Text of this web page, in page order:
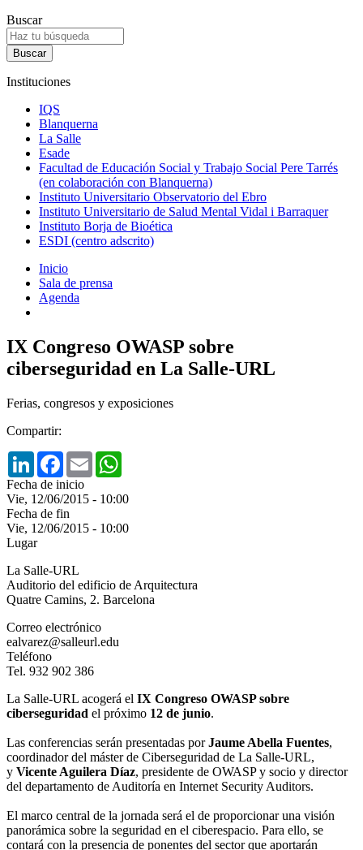
Buscar
Instituciones
IQS
Blanquerna
La Salle
Esade
Facultad de Educación Social y Trabajo Social Pere Tarrés
(en colaboración con Blanquerna)
Instituto Universitario Observatorio del Ebro
Instituto Universitario de Salud Mental Vidal i Barraquer
Instituto Borja de Bioética
ESDI (centro adscrito)
Inicio
Sala de prensa
Agenda
IX Congreso OWASP sobre
ciberseguridad en La Salle-URL
Ferias, congresos y exposiciones
Compartir:
LinkedInFacebook
Email
Fecha de inicio
Vie, 12/06/2015 - 10:00
Fecha de fin
Vie, 12/06/2015 - 10:00
Lugar
La Salle-URL
Auditorio del edificio de Arquitectura
Quatre Camins, 2. Barcelona
Correo electrónico
ealvarez@salleurl.edu
Teléfono
Tel. 932 902 386
La Salle-URL acogerá el IX Congreso OWASP sobre
ciberseguridad el próximo 12 de junio.
Las conferencias serán presentadas porJaume Abella Fuentes,
coordinador del máster de Ciberseguridad de La Salle-URL,
y Vicente Aguilera Díaz, presidente de OWASP y socio y director
del departamento de Auditoría en Internet Security Auditors.
El marco central de la jornada será el de proporcionar una visión
panorámica sobre la seguridad en el ciberespacio. Para ello, se
contará con la presencia de ponentes del sector que aportarán